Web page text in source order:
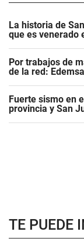
La historia de
que es venerado
Por trabajos de
de la red:
Fuerte sismo en
provincia y San
TE PUEDE